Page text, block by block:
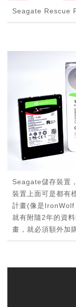
Seagate Rescue
Seagate儲存裝置
裝置上面可是都有
計畫(像是IronWolf
就有附隨2年的資
畫，就必須額外加